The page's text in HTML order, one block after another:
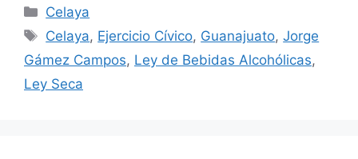
Categorías
Celaya
Etiquetas
Celaya, Ejercicio Cívico, Guanajuato,Jorge
Gámez Campos, Ley de Bebidas Alcohólicas,
Ley Seca